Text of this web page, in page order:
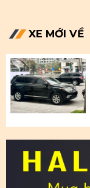
XE MỚI VỀ